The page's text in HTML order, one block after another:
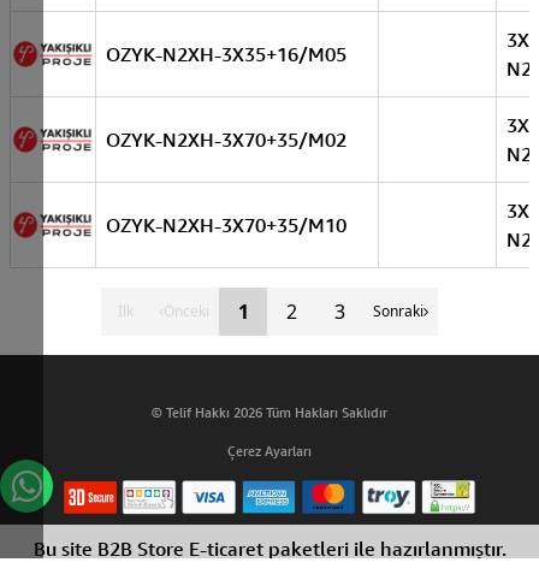
OZYK-N2XH-3X35+16/M05
OZYK-N2XH-3X70+35/M02
OZYK-N2XH-3X70+35/M10
İlk Önceki 1 2 3 Sonraki
© Telif Hakkı 2026 Tüm Hakları Saklıdır
Çerez Ayarları
Bu site B2B Store E-ticaret paketleri ile hazırlanmıştır.